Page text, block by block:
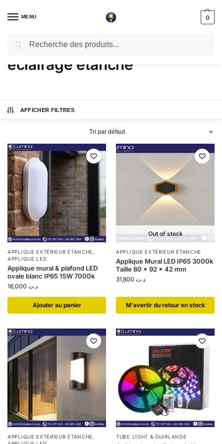
MENU 0
Accueil / Produits identifiés “eclairage etanche”
eclairage etanche
AFFICHER FILTRES
APPLIQUE EXTÉRIEUR ÉTANCHE,
APPLIQUE LED
Applique mural & plafond LED
ovale blanc IP65 15W 7000k
د.ت
Ajouter au panier
Out of stock
APPLIQUE EXTÉRIEUR ÉTANCHE
Applique Mural LED IP65 3000k
Taille 80 * 92 * 42 mm
د.ت
​M'avertir du retour en stock
APPLIQUE EXTÉRIEUR ÉTANCHE,
TUBE LIGHT & GUIRLANDE